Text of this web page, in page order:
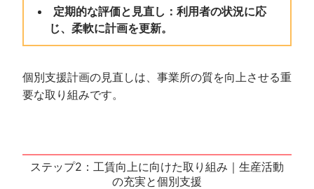
定期的な評価と見直し：利用者の状況に応
じ、柔軟に計画を更新。
個別支援計画の見直しは、事業所の質を向上させる重
要な取り組みです。
ステップ2：工賃向上に向けた取り組み｜生産活動
の充実と個別支援